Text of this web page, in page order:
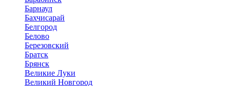
Барнаул
Бахчисарай
Белгород
Белово
Березовский
Братск
Брянск
Великие Луки
Великий Новгород